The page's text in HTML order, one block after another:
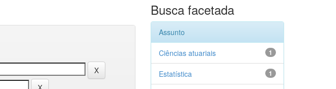
Busca facetada
Assunto
1
Ciências atuariais
1
Estatística